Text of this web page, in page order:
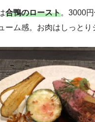
合鴨のロースト。3000
ーム感。お肉はしっとり